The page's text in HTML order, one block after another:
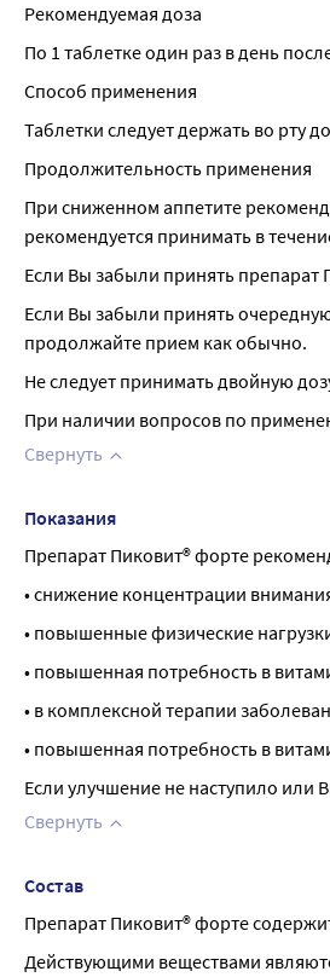
Рекомендуемая доза
По 1 таблетке один раз в день
Способ применения
Таблетки следует держать во рту
Продолжительность применения
При сниженном аппетите
рекомендуется принимать в
Если Вы забыли принять препарат
Если Вы забыли принять
продолжайте прием как обычно.
Не следует принимать двойную
При наличии вопросов по
Свернуть
Показания
Препарат Пиковит® форте
• снижение концентрации
• повышенные физические
• повышенная потребность в
• в комплексной терапии
• повышенная потребность в
Если улучшение не наступило или
Свернуть
Состав
Препарат Пиковит® форте
Действующими веществами